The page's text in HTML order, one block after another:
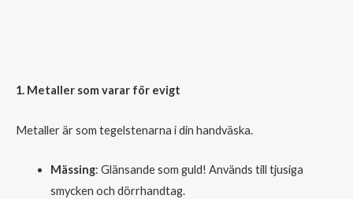
1. Metaller som varar för evigt
Metaller är som tegelstenarna i din handväska.
Mässing: Glänsande som guld! Används till tjusiga
smycken och dörrhandtag.